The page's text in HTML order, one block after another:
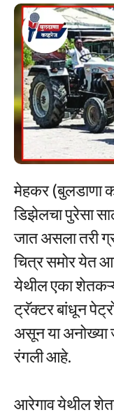
मेहकर (बुलडाणा
डिझेलचा पुरेसा
जात असला तरी
चित्र समोर येत
येथील एका
ट्रॅक्टर बांधून
असून या अनोख्या
रंगली आहे.
आरेगाव येथील